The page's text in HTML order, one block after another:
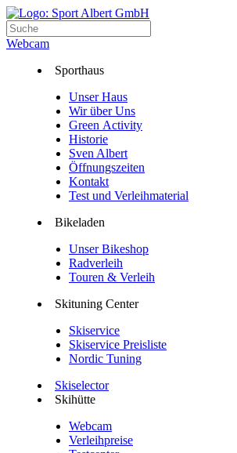
Webcam
Sporthaus
Unser Haus
Wir über Uns
Green Activity
Historie
Sven Albert
Öffnungszeiten
Kontakt
Test und Verleihmaterial
Bikeladen
Unser Bikeshop
Radverleih
Touren & Verleih
Skituning Center
Skiservice
Skiservice Preisliste
Nordic Tuning
Skiselector
Skihütte
Webcam
Verleihpreise